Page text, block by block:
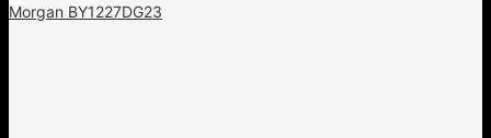
Morgan BY1227DG23